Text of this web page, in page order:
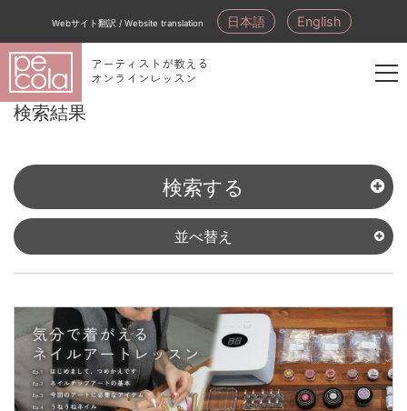
Webサイト翻訳 / Website translation 日本語 English
アーティストが教える
オンラインレッスン
員
登
録
検索結果
検索する
並べ替え